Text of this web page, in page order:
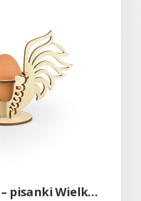
Stojak na jajka – pisanki Wielkanoc